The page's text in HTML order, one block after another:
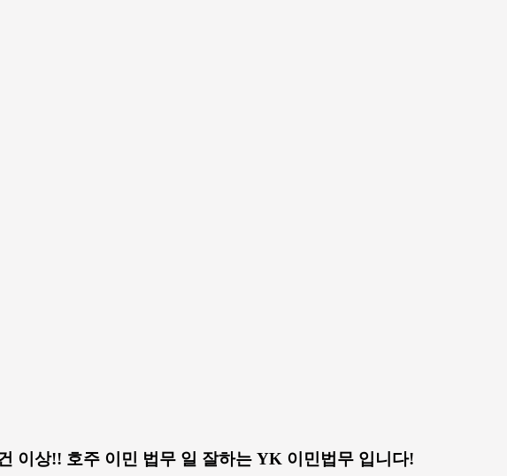
이상!! 호주 이민 법무 일 잘하는 YK 이민법무 입니다!